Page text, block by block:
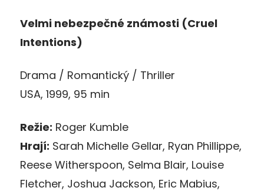
Velmi nebezpečné známosti (Cruel
Intentions)
Drama / Romantický / Thriller
USA, 1999, 95 min
Režie: Roger Kumble
Hrají: Sarah Michelle Gellar, Ryan Phillippe,
Reese Witherspoon, Selma Blair, Louise
Fletcher, Joshua Jackson, Eric Mabius,